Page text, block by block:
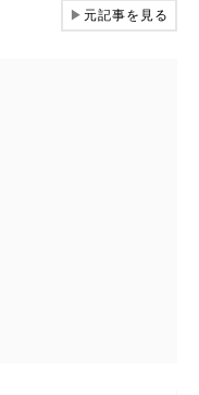
▶元記事を見る